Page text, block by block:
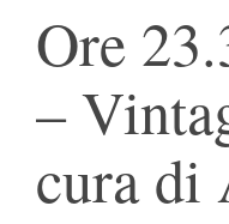
Ore
–
cura di